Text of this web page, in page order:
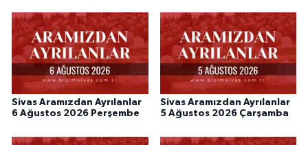
Sivas Aramızdan Ayrılanlar
6 Ağustos 2026 Perşembe
Sivas Aramızdan Ayrılanlar
5 Ağustos 2026 Çarşamba